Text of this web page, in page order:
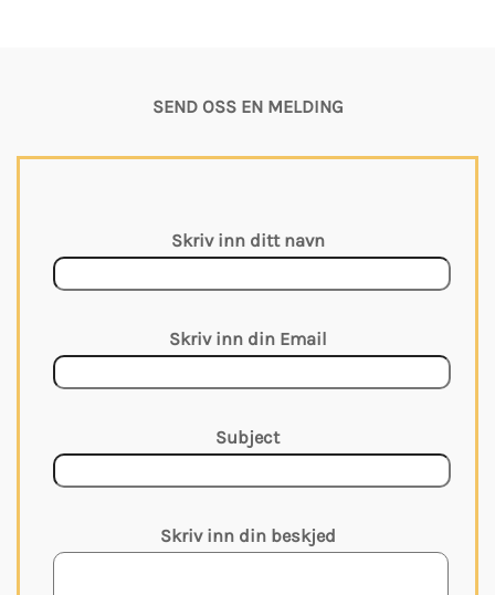
SEND OSS EN MELDING
Skriv inn ditt navn
Skriv inn din Email
Subject
Skriv inn din beskjed